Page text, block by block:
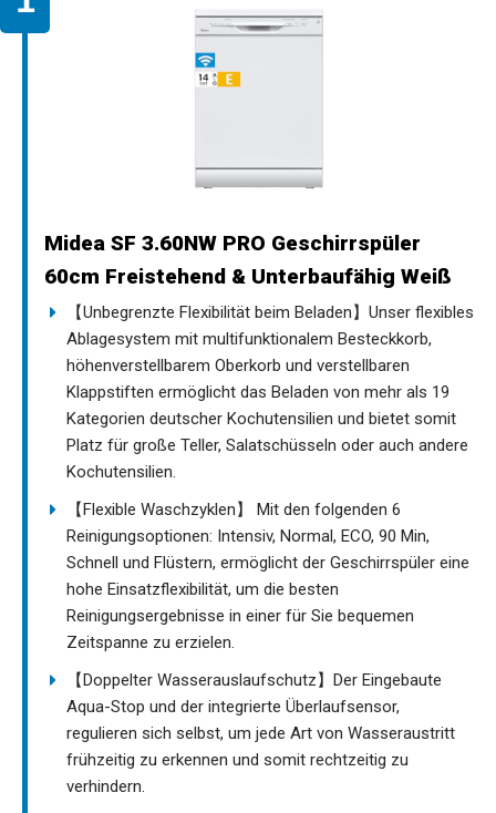
Midea SF 3.60NW PRO Geschirrspüler
60cm Freistehend & Unterbaufähig Weiß
【Unbegrenzte Flexibilität beim Beladen】Unser flexibles
Ablagesystem mit multifunktionalem Besteckkorb,
höhenverstellbarem Oberkorb und verstellbaren
Klappstiften ermöglicht das Beladen von mehr als 19
Kategorien deutscher Kochutensilien und bietet somit
Platz für große Teller, Salatschüsseln oder auch andere
Kochutensilien.
【Flexible Waschzyklen】 Mit den folgenden 6
Reinigungsoptionen: Intensiv, Normal, ECO, 90 Min,
Schnell und Flüstern, ermöglicht der Geschirrspüler eine
hohe Einsatzflexibilität, um die besten
Reinigungsergebnisse in einer für Sie bequemen
Zeitspanne zu erzielen.
【Doppelter Wasserauslaufschutz】Der Eingebaute
Aqua-Stop und der integrierte Überlaufsensor,
regulieren sich selbst, um jede Art von Wasseraustritt
frühzeitig zu erkennen und somit rechtzeitig zu
verhindern.